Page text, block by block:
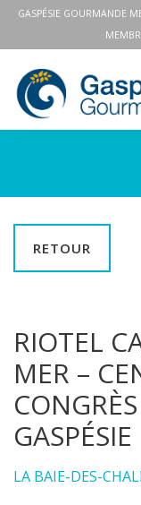
GASPÉSIE GOURMANDE
RETOUR
RIOTEL
MER –
GASPÉSIE
LA BAIE-DES-